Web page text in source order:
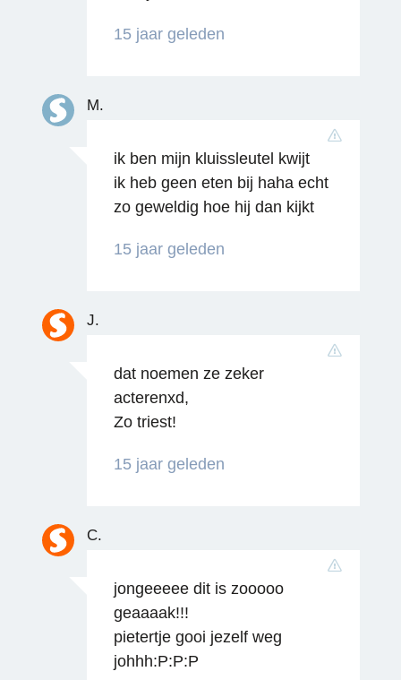
15 jaar geleden
Reageren
M.
ik ben mijn kluissleutel kwijt
ik heb geen eten bij haha echt
zo geweldig hoe hij dan kijkt
15 jaar geleden
Reageren
J.
dat noemen ze zeker
acterenxd,
Zo triest!
15 jaar geleden
C.
jongeeeee dit is zooooo
geaaaak!!!
pietertje gooi jezelf weg
johhh:P:P:P